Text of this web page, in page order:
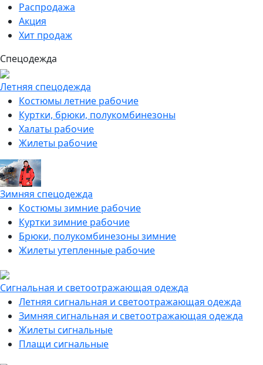
Распродажа
Акция
Хит продаж
Спецодежда
Летняя спецодежда
Костюмы летние рабочие
Куртки, брюки, полукомбинезоны
Халаты рабочие
Жилеты рабочие
Зимняя спецодежда
Костюмы зимние рабочие
Куртки зимние рабочие
Брюки, полукомбинезоны зимние
Жилеты утепленные рабочие
Сигнальная и светоотражающая одежда
Летняя сигнальная и светоотражающая одежда
Зимняя сигнальная и светоотражающая одежда
Жилеты сигнальные
Плащи сигнальные